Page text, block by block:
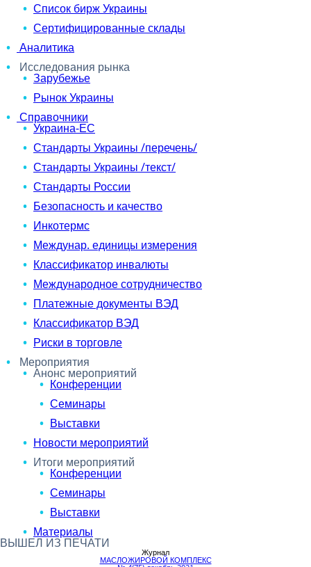
Список бирж Украины
Сертифицированные склады
Аналитика
Исследования рынка
Зарубежье
Рынок Украины
Справочники
Украина-ЕС
Стандарты Украины /перечень/
Стандарты Украины /текст/
Стандарты России
Безопасность и качество
Инкотермс
Междунар. единицы измерения
Классификатор инвалюты
Международное сотрудничество
Платежные документы ВЭД
Классификатор ВЭД
Риски в торговле
Мероприятия
Анонс мероприятий
Конференции
Семинары
Выставки
Новости мероприятий
Итоги мероприятий
Конференции
Семинары
Выставки
Материалы
ВЫШЕЛ ИЗ ПЕЧАТИ
Журнал
МАСЛОЖИРОВОЙ КОМПЛЕКС